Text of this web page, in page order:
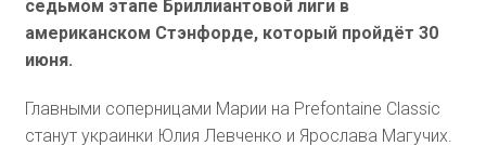
седьмом этапе Бриллиантовой лиги в
американском Стэнфорде, который пройдёт 30
июня.
Главными соперницами Марии на Prefontaine Classic
станут украинки Юлия Левченко и Ярослава Магучих.